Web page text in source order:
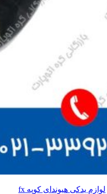
لوازم یدکی هیوندای کوپه fx